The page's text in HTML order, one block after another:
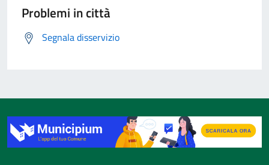
Problemi in città
Segnala disservizio